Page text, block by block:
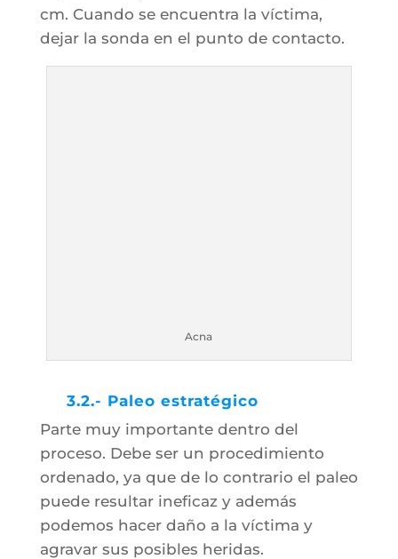
cm. Cuando se encuentra la víctima,
dejar la sonda en el punto de contacto.
Acna
3.2.- Paleo estratégico
Parte muy importante dentro del
proceso. Debe ser un procedimiento
ordenado, ya que de lo contrario el paleo
puede resultar ineficaz y además
podemos hacer daño a la víctima y
agravar sus posibles heridas.